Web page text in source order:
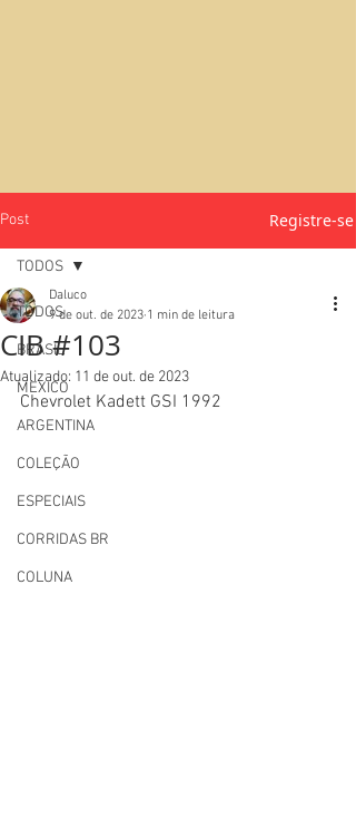
Post Registre-se
TODOS
BRASIL
MEXICO
ARGENTINA
COLEÇÃO
ESPECIAIS
CORRIDAS BR
COLUNA
TODOS
CIB #103
Daluco
9 de out. de 2023 1 min de leitura
Atualizado: 11 de out. de 2023
Chevrolet Kadett GSI 1992